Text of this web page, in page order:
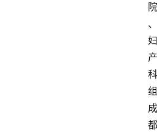
院
、
妇
产
科
组
成
都